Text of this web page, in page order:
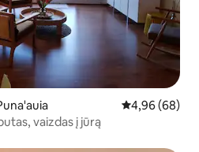
Vidutinis
4,96 (68)
vaizdas į jūrą